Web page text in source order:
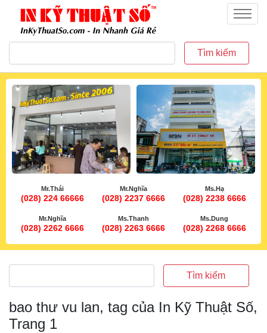
inkythuatso.com
Menu
Tìm kiếm
Mr.Thái
(028) 224 66666
Mr.Nghĩa
(028) 2237 6666
Ms.Hạ
(028) 2238 6666
Mr.Nghĩa
(028) 2262 6666
Ms.Thanh
(028) 2263 6666
Ms.Dung
(028) 2268 6666
Tìm kiếm
bao thư vu lan, tag của In Kỹ Thuật Số,
Trang 1